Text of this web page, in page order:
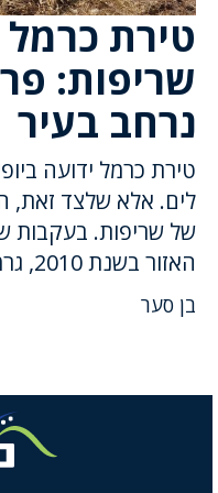
טירת
שריפות:
נרחב בעיר
טירת כרמל ידועה
לים. אלא שלצד זאת,
של שריפות.
האזור בשנת 2010, גרמה לנזק רב ואף גבתה
בן סער